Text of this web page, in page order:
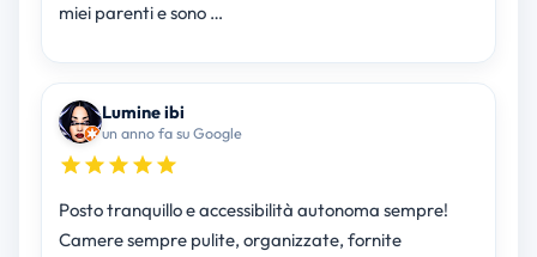
miei parenti e sono …
Lumine ibi
un anno fa su Google
Posto tranquillo e accessibilità autonoma sempre!
Camere sempre pulite, organizzate, fornite